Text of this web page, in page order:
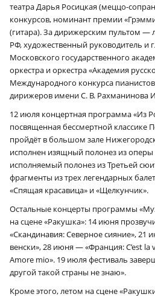
театра Дарья Росицкая (меццо-
конкурсов, номинант премии
(гитара). За дирижерским пультом —
РФ, художественный руководитель и
Московского государственного
оркестра и оркестра «Академия
Международного конкурса
дирижеров имени С. В. Рахманинова
12 июля концертная программа «Из
посвященная бессмертной классике
пройдёт в большом зале
исполнен изящный полонез из оперы
исполняемый полонез из Третьей
фрагменты из трех легендарных
«Спящая красавица» и «Щелкунчик».
Остальные концерты программы
на сцене «Ракушка»: 14 июня
«Скандинавия: Северное сияние», 21
венски», 28 июня — «Франция: C’est
Amore mio». 19 июля фестиваль
другой такой страны не знаю».
Кроме этого, летом на сцене